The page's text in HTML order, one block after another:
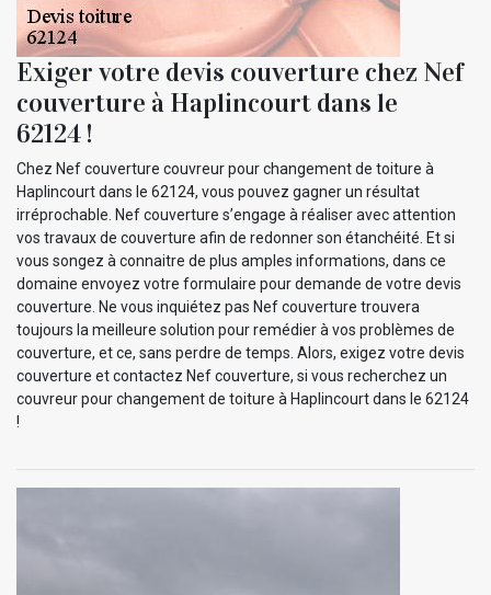
Exiger votre devis couverture chez Nef
couverture à Haplincourt dans le
62124 !
Chez Nef couverture couvreur pour changement de toiture à
Haplincourt dans le 62124, vous pouvez gagner un résultat
irréprochable. Nef couverture s’engage à réaliser avec attention
vos travaux de couverture afin de redonner son étanchéité. Et si
vous songez à connaitre de plus amples informations, dans ce
domaine envoyez votre formulaire pour demande de votre devis
couverture. Ne vous inquiétez pas Nef couverture trouvera
toujours la meilleure solution pour remédier à vos problèmes de
couverture, et ce, sans perdre de temps. Alors, exigez votre devis
couverture et contactez Nef couverture, si vous recherchez un
couvreur pour changement de toiture à Haplincourt dans le 62124
!